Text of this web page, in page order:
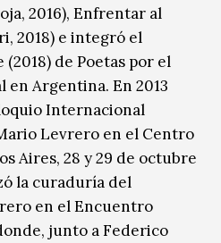
2016), Enfrentar al
2018) e integró el
de Poetas por el
en Argentina. En 2013
Internacional
Levrero en el Centro
Aires, 28 y 29 de octubre
la curaduría del
en el Encuentro
junto a Federico